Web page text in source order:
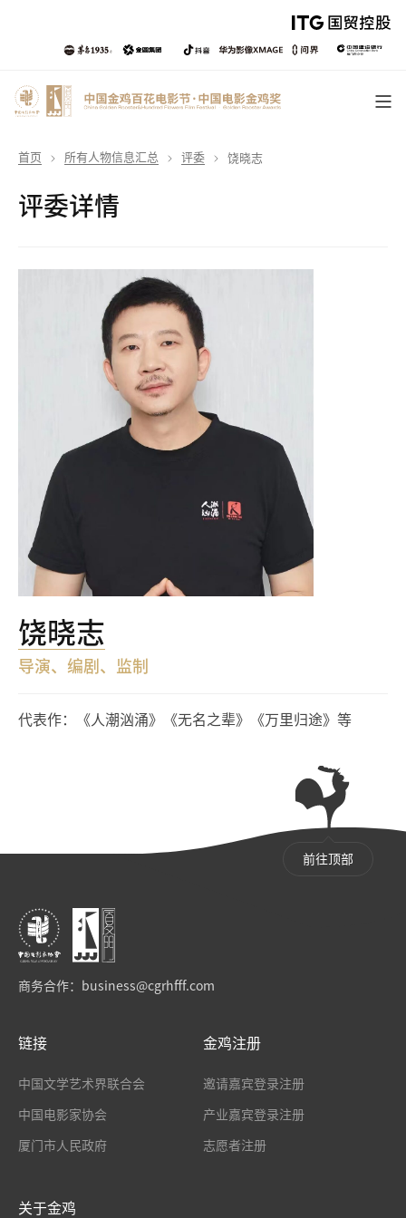
首页 所有人物信息汇总 评委 饶晓志
评委详情
饶晓志
导演、编剧、监制
代表作：《人潮汹涌》《无名之辈》《万里归途》等
前往顶部
商务合作： business@cgrhfff.com
链接
中国文学艺术界联合会
中国电影家协会
厦门市人民政府
金鸡注册
邀请嘉宾登录注册
产业嘉宾登录注册
志愿者注册
关于金鸡